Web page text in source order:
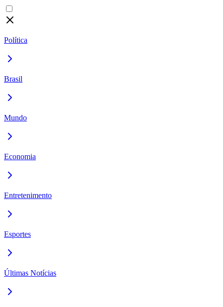
Política
Brasil
Mundo
Economia
Entretenimento
Esportes
Últimas Notícias